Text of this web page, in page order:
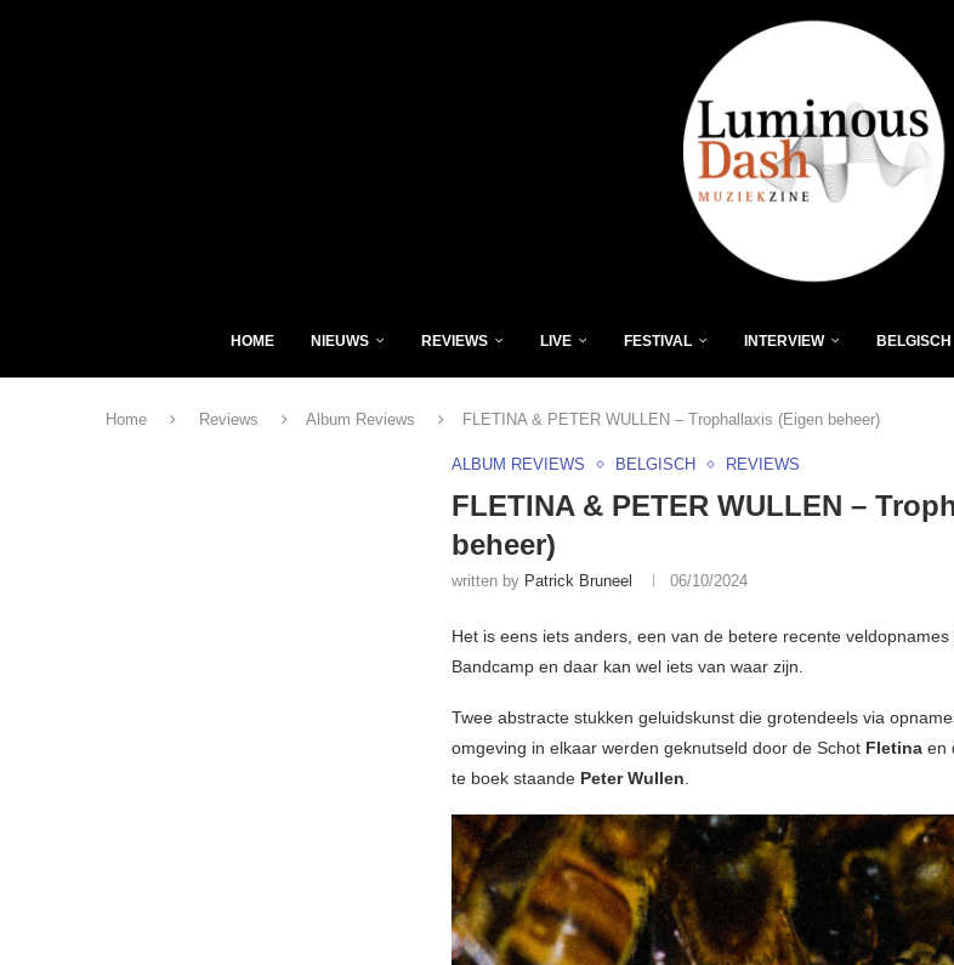
HOME NIEUWS REVIEWS LIVE FESTIVAL INTERVIEW BELGISCH
Home Reviews Album Reviews FLETINA & PETER WULLEN – Trophallaxis (Eigen beheer)
ALBUM REVIEWS BELGISCH REVIEWS
FLETINA & PETER WULLEN –
beheer)
written by Patrick Bruneel 06/10/2024
Het is eens iets anders, een van de betere recente
Bandcamp en daar kan wel iets van waar zijn.
Twee abstracte stukken geluidskunst die grotendeels via
omgeving in elkaar werden geknutseld door de Schot Fletina en
te boek staande Peter Wullen.